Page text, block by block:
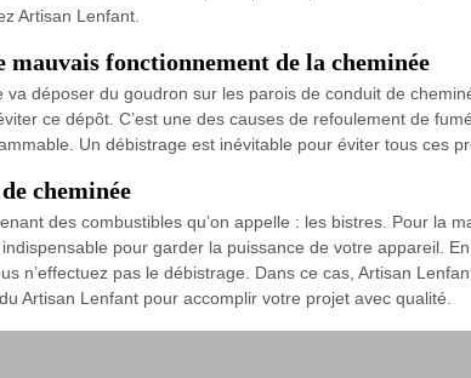
Artisan Lenfant.
mauvais fonctionnement de la cheminée
va déposer du goudron sur les parois de conduit de
ce dépôt. C’est une des causes de refoulement de
Un débistrage est inévitable pour éviter tous ces
cheminée
des combustibles qu’on appelle : les bistres. Pour la
pour garder la puissance de votre appareil.
n’effectuez pas le débistrage. Dans ce cas, Artisan
Artisan Lenfant pour accomplir votre projet avec qualité.